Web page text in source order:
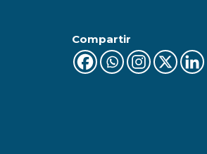
Compartir